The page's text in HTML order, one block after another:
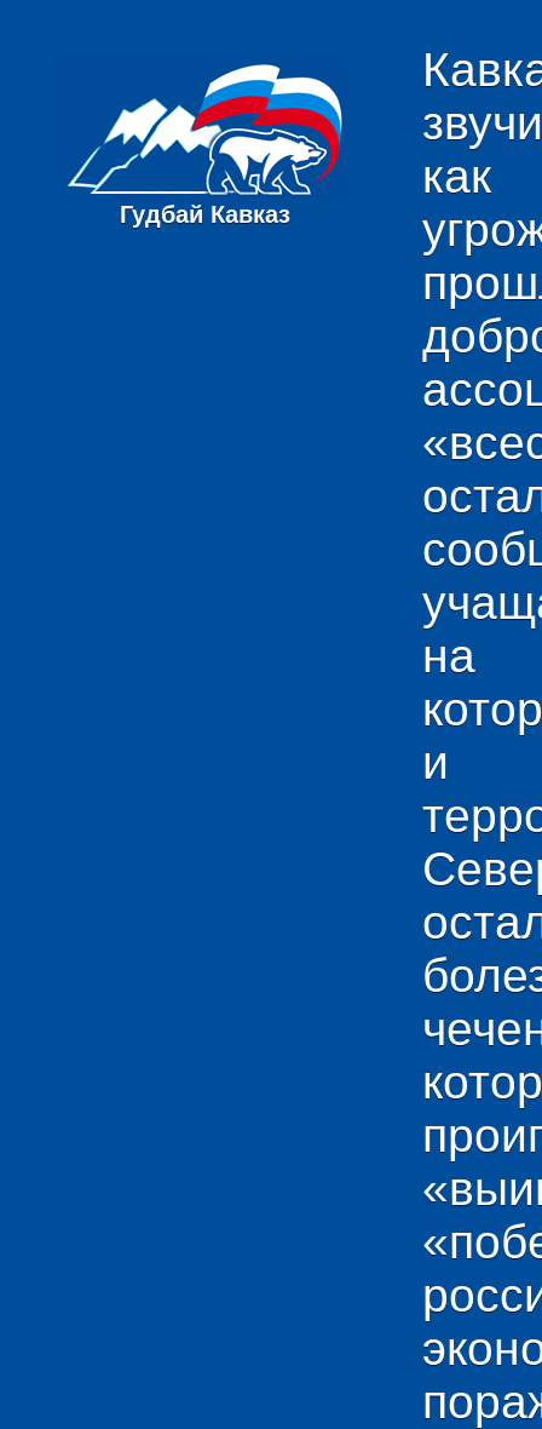
Гудбай Кавказ
на
и